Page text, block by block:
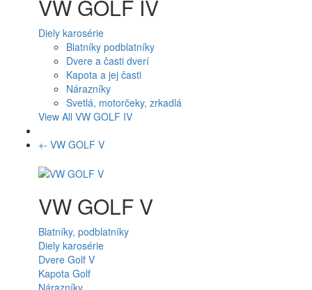
VW GOLF IV
Diely karosérie
Blatníky podblatníky
Dvere a časti dverí
Kapota a jej časti
Nárazníky
Svetlá, motorčeky, zrkadlá
View All VW GOLF IV
+- VW GOLF V
VW GOLF V
Blatníky, podblatníky
Diely karosérie
Dvere Golf V
Kapota Golf